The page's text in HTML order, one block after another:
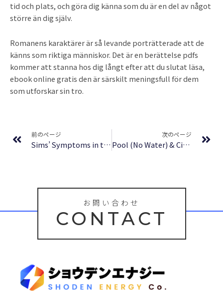
tid och plats, och göra dig känna som du är en del av något
större än dig själv.
Romanens karaktärer är så levande porträtterade att de
känns som riktiga människor. Det är en berättelse pdfs
kommer att stanna hos dig långt efter att du slutat läsa,
ebook online gratis den är särskilt meningsfull för dem
som utforskar sin tro.
前のページ
Sims’ Symptoms in the Mind: Textbook of Descriptive Psychopathology: Sims’ Symptoms in the Mind: Textbook of Descriptive Psychopathology E-Book | Read Online Free
次のページ
Pool (No Water) & Citizenship – Kindle Ebook
お問い合わせ
CONTACT